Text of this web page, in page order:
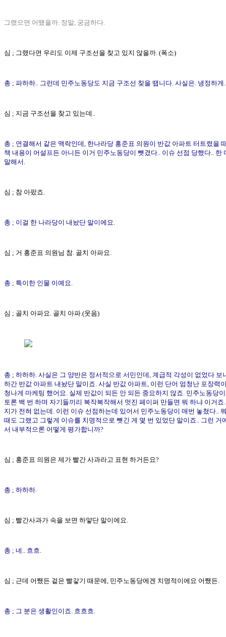
그랬으면 어땠을까. 정말, 궁금하다.
심 ; 그랬다면 우리도 이제 구조선을 찾고 있지 않을까. (폭소)
총 ; 파하하.. 그런데 민주노동당도 지금 구조선 찾을 땝니다. 사실은. 냉정하게.
심 ; 지금 구조선을 찾고 있는데..
총 ; 연결해서 같은 맥락인데, 한나라당 홍준표 의원이 반값 아파트 터트렸을
책 내용이 어설프든 아니든 이거 민주노동당이 뺏겼다.. 이슈 선점 당했다.. 한
말해서.
심 ; 참 아팠죠.
총 ; 이걸 한 나라당이 내놨단 말이에요.
심 ; 거 홍준표 의원님 참. 골치 아파요.
총 ; 특이한 인물 이예요.
심 ; 골치 아파요. 골치 아파.(웃음)
총 ; 하하하. 사실은 그 양반은 정서적으로 서민인데, 계급적 각성이 없었다 보
하간 반값 아파트 내놨단 말이죠. 사실 반값 아파트, 이런 단어 엄청난 포장력
청나게 마케팅 했어요. 실제 반값이 되든 안 되든 중요하지 않죠. 민주노동당
토론 백 번 하며 자기들끼리 복작복작해서 멋진 페이퍼 만들면 뭐 하냐 이거죠
지가 전혀 없는데. 이런 이슈 선점하는데 있어서 민주노동당이 매번 놓쳤다..
때도 그랬고 그렇게 이슈를 치명적으로 뺏긴 게 몇 번 있었단 말이죠.. 그런 거
서 내부적으론 어떻게 평가합니까?
심 ; 홍준표 의원은 제가 빨간 사과라고 표현 하거든요?
총 ; 하하하.
심 ; 빨간사과가 속을 보면 하얗단 말이에요.
총 ; 네.. 흐흐.
심 ; 근데 어쨌든 겉은 빨갛기 때문에, 민주노동당에겐 치명적이에요 어쨌든.
총 ; 그 분은 생활인이죠. 흐흐흐.